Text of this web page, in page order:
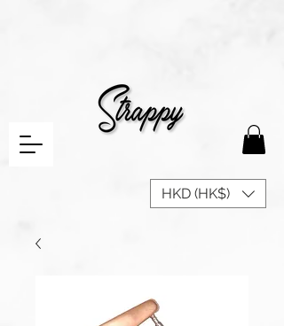
HKD (HK$)